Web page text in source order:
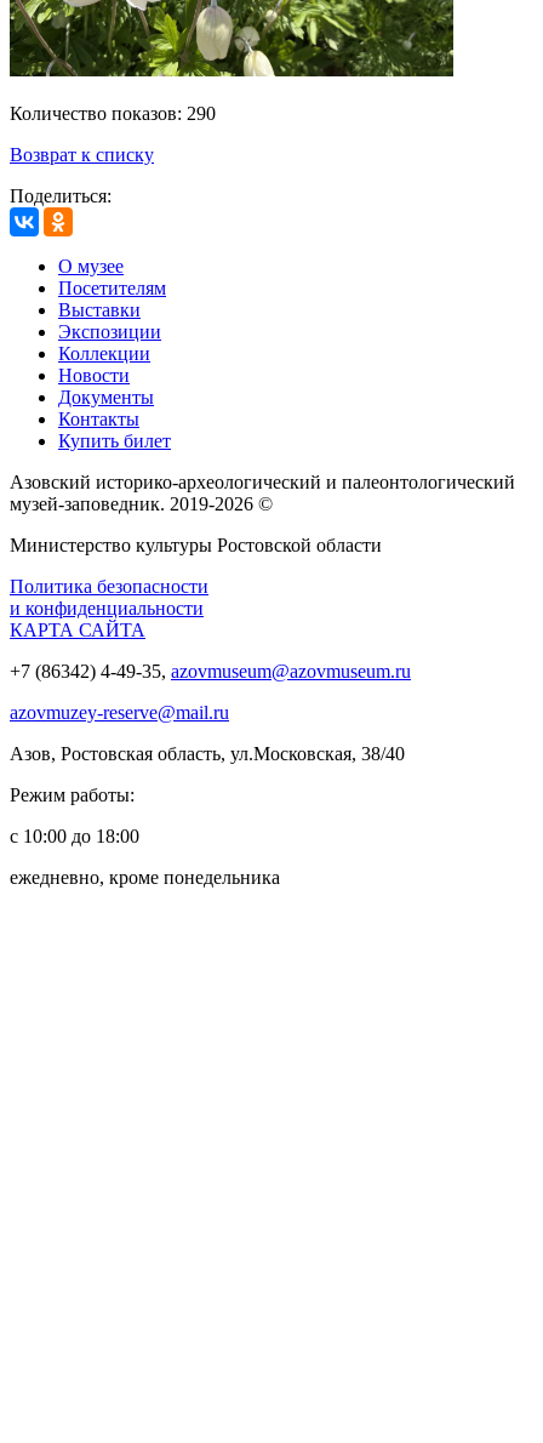
Количество показов: 290
Возврат к списку
Поделиться:
О музее
Посетителям
Выставки
Экспозиции
Коллекции
Новости
Документы
Контакты
Купить билет
Азовский историко‑археологический и палеонтологический
музей‑заповедник. 2019-2026 ©
Министерство культуры Ростовской области
Политика безопасности
и конфиденциальности
КАРТА САЙТА
+7 (86342) 4-49-35, azovmuseum@azovmuseum.ru
azovmuzey-reserve@mail.ru
Азов, Ростовская область, ул.Московская, 38/40
Режим работы:
с 10:00 до 18:00
ежедневно, кроме понедельника